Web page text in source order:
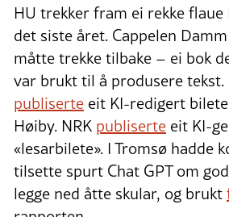
HU trekker fram ei rekke
det siste året. Cappelen Damm
måtte trekke tilbake – ei bok
var brukt til å produsere tekst.
publiserte eit KI-redigert
Høiby. NRK publiserte eit KI-
«lesarbilete». I Tromsø hadde
tilsette spurt Chat GPT om
legge ned åtte skular, og brukt